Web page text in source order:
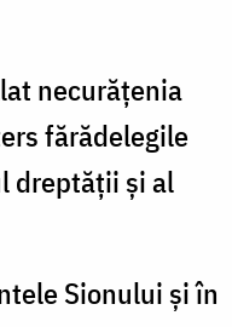
necurăţenia
fărădelegile
dreptăţii şi al
Sionului şi în